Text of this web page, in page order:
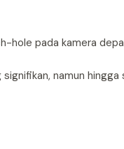
pada kamera
namun